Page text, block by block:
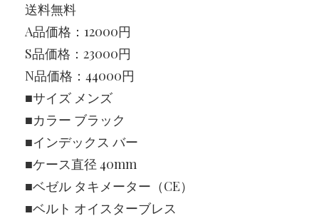
送料無料
A品価格：12000円
S品価格：23000円
N品価格：44000円
■サイズ メンズ
■カラー ブラック
■インデックス バー
■ケース直径 40mm
■ベゼル タキメーター（CE）
■ベルト オイスターブレス